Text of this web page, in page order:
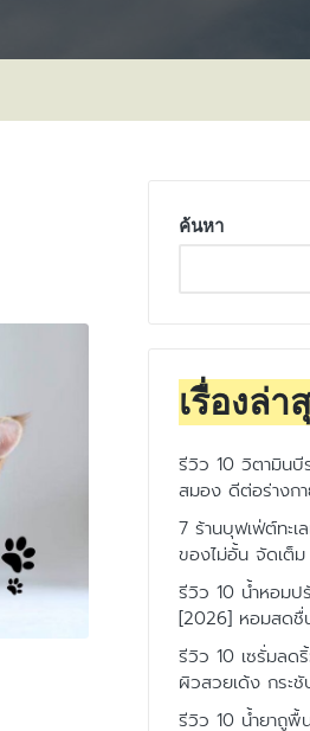
ค้นหา
เรื่องล่า
รีวิว 10 วิตามิน
สมอง ดีต่อร่างก
7 ร้านบุฟเฟ่ต์ทะ
ของไม่อั้น จัดเต็ม
รีวิว 10 น้ำหอมป
[2026] หอมสดชื่
รีวิว 10 เซรั่มลด
ผิวสวยเด้ง กระ
รีวิว 10 น้ำยาถู